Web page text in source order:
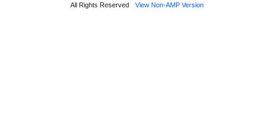
All Rights Reserved View Non-AMP Version